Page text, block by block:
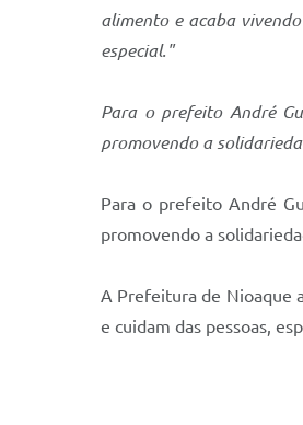
alimento e acaba
especial."
Para o prefeito André
promovendo a
Para o prefeito André
promovendo a
A Prefeitura de Nioaque
e cuidam das pessoas,